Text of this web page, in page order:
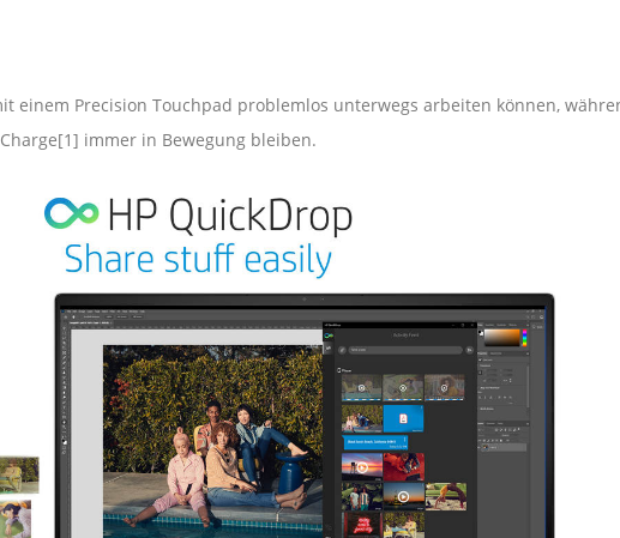
einem Precision Touchpad problemlos unterwegs arbeiten können,
immer in Bewegung bleiben.